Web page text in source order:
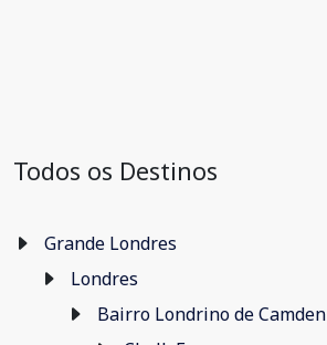
Todos os Destinos
Grande Londres
Londres
Bairro Londrino de Camden